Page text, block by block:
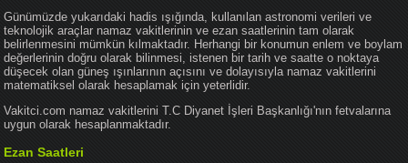
Günümüzde yukarıdaki hadis ışığında, kullanılan astronomi verileri ve
teknolojik araçlar namaz vakitlerinin ve ezan saatlerinin tam olarak
belirlenmesini mümkün kılmaktadır. Herhangi bir konumun enlem ve boylam
değerlerinin doğru olarak bilinmesi, istenen bir tarih ve saatte o noktaya
düşecek olan güneş ışınlarının açısını ve dolayısıyla namaz vakitlerini
matematiksel olarak hesaplamak için yeterlidir.
Vakitci.com namaz vakitlerini T.C Diyanet İşleri Başkanlığı'nın fetvalarına
uygun olarak hesaplanmaktadır.
Ezan Saatleri